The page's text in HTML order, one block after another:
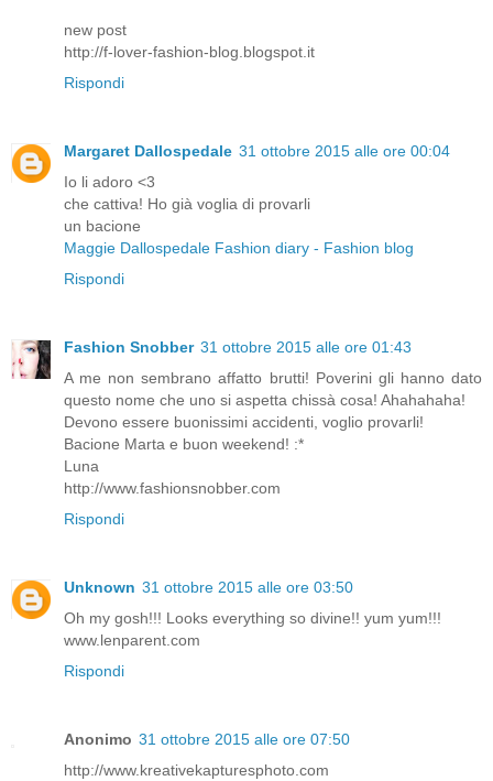
new post
http://f-lover-fashion-blog.blogspot.it
Rispondi
Margaret Dallospedale 31 ottobre 2015 alle ore 00:04
Io li adoro <3
che cattiva! Ho già voglia di provarli
un bacione
Maggie Dallospedale Fashion diary - Fashion blog
Rispondi
Fashion Snobber 31 ottobre 2015 alle ore 01:43
A me non sembrano affatto brutti! Poverini gli hanno dato
questo nome che uno si aspetta chissà cosa! Ahahahaha!
Devono essere buonissimi accidenti, voglio provarli!
Bacione Marta e buon weekend! :*
Luna
http://www.fashionsnobber.com
Rispondi
Unknown 31 ottobre 2015 alle ore 03:50
Oh my gosh!!! Looks everything so divine!! yum yum!!!
www.lenparent.com
Rispondi
Anonimo 31 ottobre 2015 alle ore 07:50
http://www.kreativekapturesphoto.com